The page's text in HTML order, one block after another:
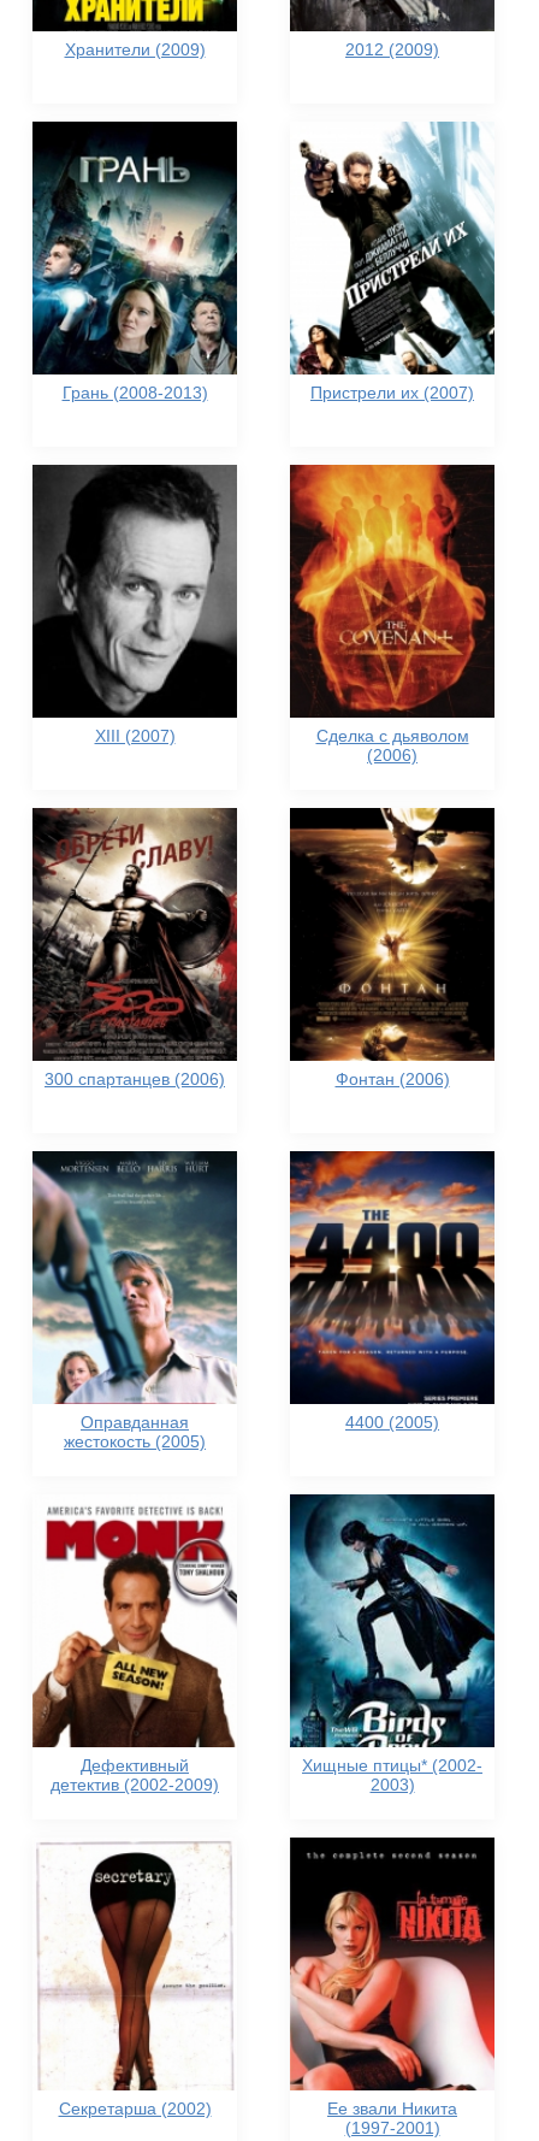
Хранители (2009) 2012 (2009)
Грань (2008-2013) Пристрели их (2007)
XIII (2007)
Сделка с дьяволом
(2006)
300 спартанцев (2006) Фонтан (2006)
Оправданная
жестокость (2005)
4400 (2005)
Дефективный
детектив (2002-2009)
Хищные птицы* (2002-
2003)
Секретарша (2002)
Ее звали Никита
(1997-2001)